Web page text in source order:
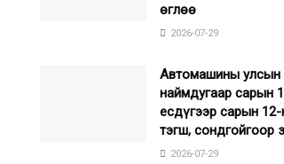
өглөө
2026-07-29
Автомашины улсын
наймдугаар сарын
есдүгээр сарын 12-
тэгш, сондгойгоор
2026-07-29